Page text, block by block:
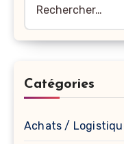
Catégories
Achats /